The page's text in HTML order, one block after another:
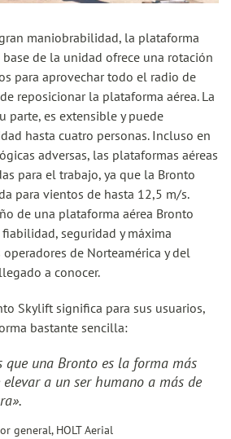
maniobrabilidad, la plataforma
de la unidad ofrece una rotación
para aprovechar todo el radio de
reposicionar la plataforma aérea. La
parte, es extensible y puede
hasta cuatro personas. Incluso en
adversas, las plataformas aéreas
para el trabajo, ya que la Bronto
para vientos de hasta 12,5 m/s.
de una plataforma aérea Bronto
seguridad y máxima
de Norteamérica y del
a conocer.
Skylift significa para sus usuarios,
bastante sencilla:
que una Bronto es la forma más
a un ser humano a más de
general, HOLT Aerial